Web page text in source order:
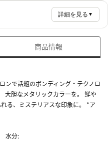
詳細を見る ▼
商品情報
ンで話題のボンディング・テクノロ
大胆なメタリックカラーを。 鮮や
る、ミステリアスな印象に。 *ア
水分: